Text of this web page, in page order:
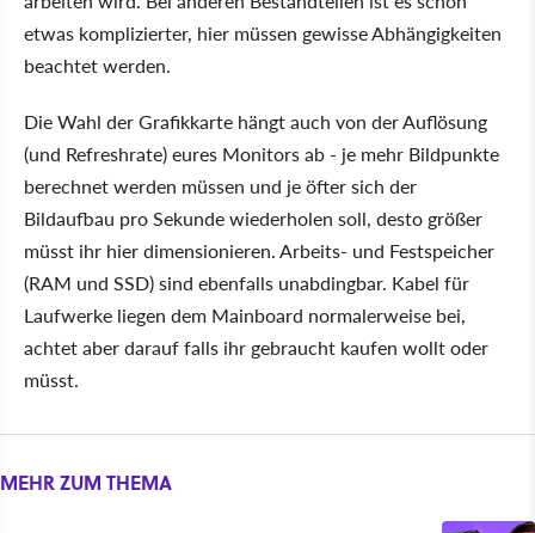
etwas komplizierter, hier müssen gewisse Abhängigkeiten
beachtet werden.
Die Wahl der Grafikkarte hängt auch von der Auflösung
(und Refreshrate) eures Monitors ab - je mehr Bildpunkte
berechnet werden müssen und je öfter sich der
Bildaufbau pro Sekunde wiederholen soll, desto größer
müsst ihr hier dimensionieren. Arbeits- und Festspeicher
(RAM und SSD) sind ebenfalls unabdingbar. Kabel für
Laufwerke liegen dem Mainboard normalerweise bei,
achtet aber darauf falls ihr gebraucht kaufen wollt oder
müsst.
MEHR ZUM THEMA